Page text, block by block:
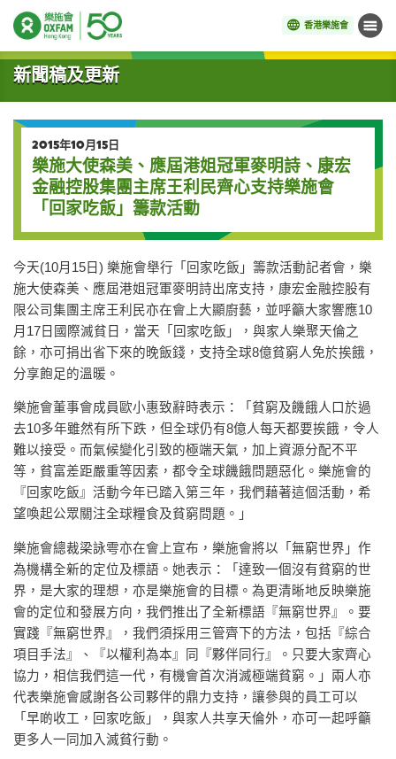
香港樂施會 目錄
開始主要內容
新聞稿及更新
2015年10月15日
樂施大使森美、應屆港姐冠軍麥明詩、康宏
金融控股集團主席王利民齊心支持樂施會
「回家吃飯」籌款活動
今天(10月15日) 樂施會舉行「回家吃飯」籌款活動記者會，樂
施大使森美、應屆港姐冠軍麥明詩出席支持，康宏金融控股有
限公司集團主席王利民亦在會上大顯廚藝，並呼籲大家響應10
月17日國際滅貧日，當天「回家吃飯」，與家人樂聚天倫之
餘，亦可捐出省下來的晚飯錢，支持全球8億貧窮人免於挨餓，
分享飽足的溫暖。
樂施會董事會成員歐小惠致辭時表示：「貧窮及饑餓人口於過
去10多年雖然有所下跌，但全球仍有8億人每天都要挨餓，令人
難以接受。而氣候變化引致的極端天氣，加上資源分配不平
等，貧富差距嚴重等因素，都令全球饑餓問題惡化。樂施會的
『回家吃飯』活動今年已踏入第三年，我們藉著這個活動，希
望喚起公眾關注全球糧食及貧窮問題。」
樂施會總裁梁詠雩亦在會上宣布，樂施會將以「無窮世界」作
為機構全新的定位及標語。她表示：「達致一個沒有貧窮的世
界，是大家的理想，亦是樂施會的目標。為更清晰地反映樂施
會的定位和發展方向，我們推出了全新標語『無窮世界』。要
實踐『無窮世界』，我們須採用三管齊下的方法，包括『綜合
項目手法』、『以權利為本』同『夥伴同行』。只要大家齊心
協力，相信我們這一代，有機會首次消滅極端貧窮。」兩人亦
代表樂施會感謝各公司夥伴的鼎力支持，讓參與的員工可以
「早啲收工，回家吃飯」，與家人共享天倫外，亦可一起呼籲
更多人一同加入滅貧行動。